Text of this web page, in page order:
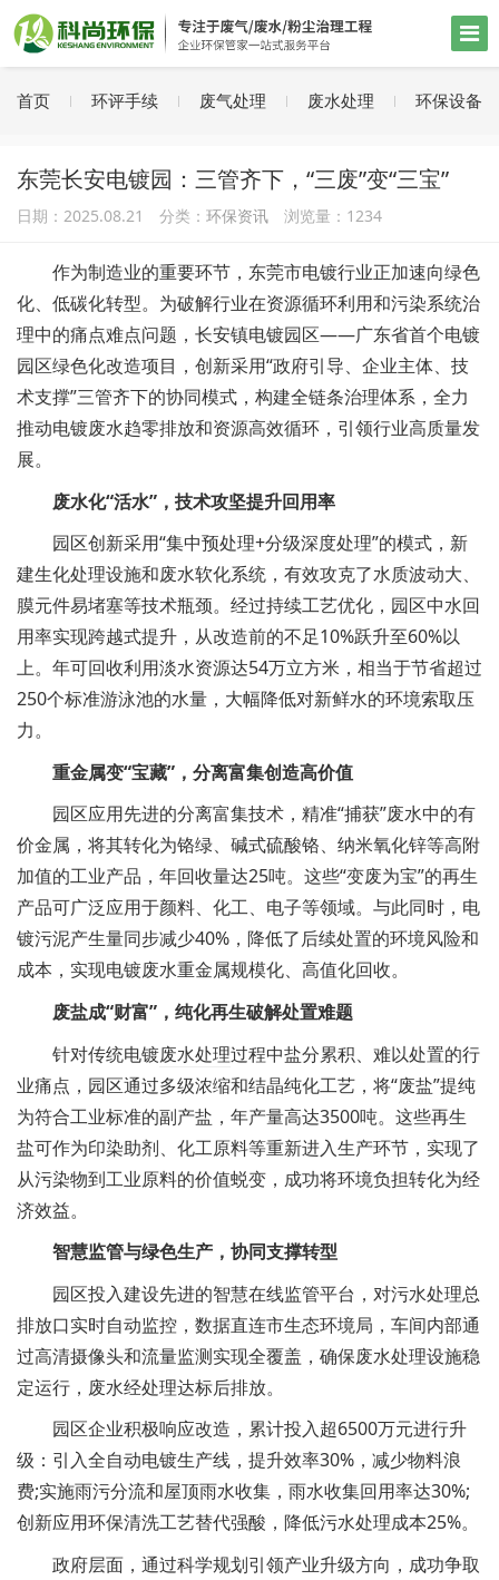
首页 环评手续 废气处理 废水处理 环保设备
东莞长安电镀园：三管齐下，“三废”变“三宝”
日期：2025.08.21 分类： 环保资讯 浏览量： 1234
作为制造业的重要环节，东莞市电镀行业正加速向绿色
化、低碳化转型。为破解行业在资源循环利用和污染系统治
理中的痛点难点问题，长安镇电镀园区——广东省首个电镀
园区绿色化改造项目，创新采用“政府引导、企业主体、技
术支撑”三管齐下的协同模式，构建全链条治理体系，全力
推动电镀废水趋零排放和资源高效循环，引领行业高质量发
展。
废水化“活水”，技术攻坚提升回用率
园区创新采用“集中预处理+分级深度处理”的模式，新
建生化处理设施和废水软化系统，有效攻克了水质波动大、
膜元件易堵塞等技术瓶颈。经过持续工艺优化，园区中水回
用率实现跨越式提升，从改造前的不足10%跃升至60%以
上。年可回收利用淡水资源达54万立方米，相当于节省超过
250个标准游泳池的水量，大幅降低对新鲜水的环境索取压
力。
重金属变“宝藏”，分离富集创造高价值
园区应用先进的分离富集技术，精准“捕获”废水中的有
价金属，将其转化为铬绿、碱式硫酸铬、纳米氧化锌等高附
加值的工业产品，年回收量达25吨。这些“变废为宝”的再生
产品可广泛应用于颜料、化工、电子等领域。与此同时，电
镀污泥产生量同步减少40%，降低了后续处置的环境风险和
成本，实现电镀废水重金属规模化、高值化回收。
废盐成“财富”，纯化再生破解处置难题
针对传统电镀废水处理过程中盐分累积、难以处置的行
业痛点，园区通过多级浓缩和结晶纯化工艺，将“废盐”提纯
为符合工业标准的副产盐，年产量高达3500吨。这些再生
盐可作为印染助剂、化工原料等重新进入生产环节，实现了
从污染物到工业原料的价值蜕变，成功将环境负担转化为经
济效益。
智慧监管与绿色生产，协同支撑转型
园区投入建设先进的智慧在线监管平台，对污水处理总
排放口实时自动监控，数据直连市生态环境局，车间内部通
过高清摄像头和流量监测实现全覆盖，确保废水处理设施稳
定运行，废水经处理达标后排放。
园区企业积极响应改造，累计投入超6500万元进行升
级：引入全自动电镀生产线，提升效率30%，减少物料浪
费;实施雨污分流和屋顶雨水收集，雨水收集回用率达30%;
创新应用环保清洗工艺替代强酸，降低污水处理成本25%。
政府层面，通过科学规划引领产业升级方向，成功争取